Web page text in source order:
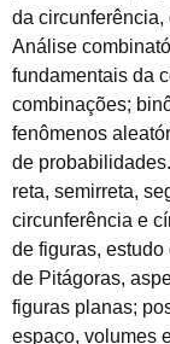
da
Análise
fundamentais da
combinações;
fenômenos
de
reta, semirreta,
circunferência e
de figuras,
de Pitágoras,
figuras planas;
espaço, volumes